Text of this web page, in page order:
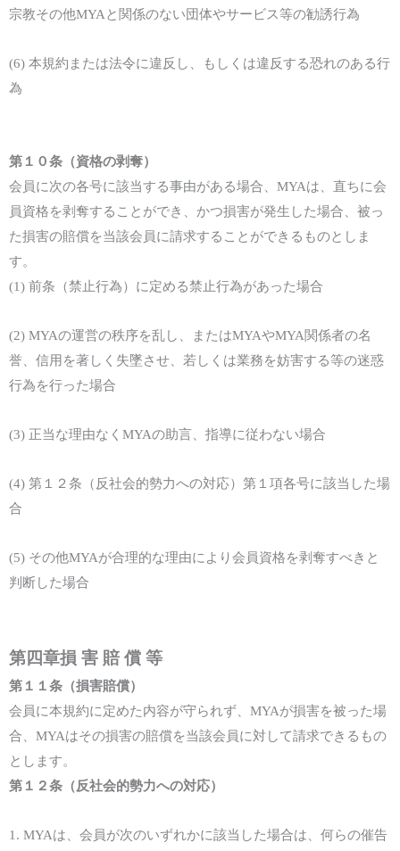
宗教その他MYA と関係のない 団体やサービス等の勧誘行為
(6) 本規約 または法令に違反し、もしくは違反する恐れのある行
為
第１ ０条（資格の剥奪）
会員に次の各号に該当する事由がある場合、 MYAは、 直ちに会
員資格を剥奪することができ、かつ損害が発生した場合、被っ
た損害の賠償を当該会員に請求することができるものとしま
す。
(1) 前条（禁止行為）に定める禁止行為があった場合
(2) MYAの運営の秩序を乱し、 またはMYAやMYA関係者の名
誉、信用を著しく失墜させ、若しくは業務を妨害する等の迷惑
行為を行った場合
(3) 正当な理由なく MYAの助言、指導に従わない場合
(4) 第１ ２ 条（反社会的勢力への対応）第１項各号に該当した場
合
(5) その他MYAが合理的な理由により 会員資格を剥奪すべきと
判断した場合
第四章損 害 賠 償 等
第１ １条（損害賠償）
会 員に本規約に定めた内容が守られず、 MYAが損害を被った場
合、 MYAはその損害の賠償を当該会員に対して請求できるもの
とします。
第１ ２条（反社会的勢力への対応）
1. MYAは、 会員が次のいずれかに該当した場合は、何らの催告